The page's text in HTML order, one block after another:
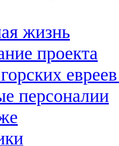
жизнь
проекта
персоналии